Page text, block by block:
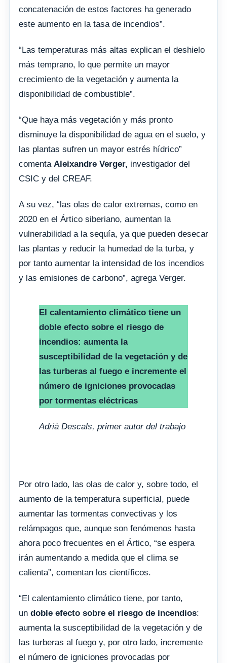
concatenación de estos factores ha generado
este aumento en la tasa de incendios”.
“Las temperaturas más altas explican el deshielo
más temprano, lo que permite un mayor
crecimiento de la vegetación y aumenta la
disponibilidad de combustible”.
“Que haya más vegetación y más pronto
disminuye la disponibilidad de agua en el suelo, y
las plantas sufren un mayor estrés hídrico”
comenta Aleixandre Verger, investigador del
CSIC y del CREAF.
A su vez, “las olas de calor extremas, como en
2020 en el Ártico siberiano, aumentan la
vulnerabilidad a la sequía, ya que pueden desecar
las plantas y reducir la humedad de la turba, y
por tanto aumentar la intensidad de los incendios
y las emisiones de carbono”, agrega Verger.
El calentamiento climático tiene un
doble efecto sobre el riesgo de
incendios: aumenta la
susceptibilidad de la vegetación y de
las turberas al fuego e incremente el
número de igniciones provocadas
por tormentas eléctricas
Adrià Descals, primer autor del trabajo
Por otro lado, las olas de calor y, sobre todo, el
aumento de la temperatura superficial, puede
aumentar las tormentas convectivas y los
relámpagos que, aunque son fenómenos hasta
ahora poco frecuentes en el Ártico, “se espera
irán aumentando a medida que el clima se
calienta”, comentan los científicos.
“El calentamiento climático tiene, por tanto,
un doble efecto sobre el riesgo de incendios:
aumenta la susceptibilidad de la vegetación y de
las turberas al fuego y, por otro lado, incremente
el número de igniciones provocadas por